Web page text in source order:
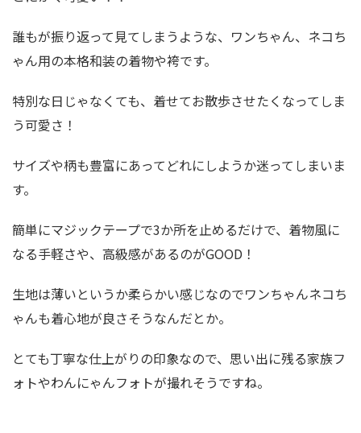
誰もが振り返って見てしまうような、ワンちゃん、ネコち
ゃん用の本格和装の着物や袴です。
特別な日じゃなくても、着せてお散歩させたくなってしま
う可愛さ！
サイズや柄も豊富にあってどれにしようか迷ってしまいま
す。
簡単にマジックテープで3か所を止めるだけで、着物風に
なる手軽さや、高級感があるのがGOOD！
生地は薄いというか柔らかい感じなのでワンちゃんネコち
ゃんも着心地が良さそうなんだとか。
とても丁寧な仕上がりの印象なので、思い出に残る家族フ
ォトやわんにゃんフォトが撮れそうですね。